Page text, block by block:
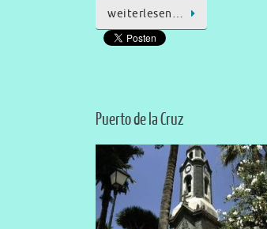
weiterlesen…
Puerto de la Cruz